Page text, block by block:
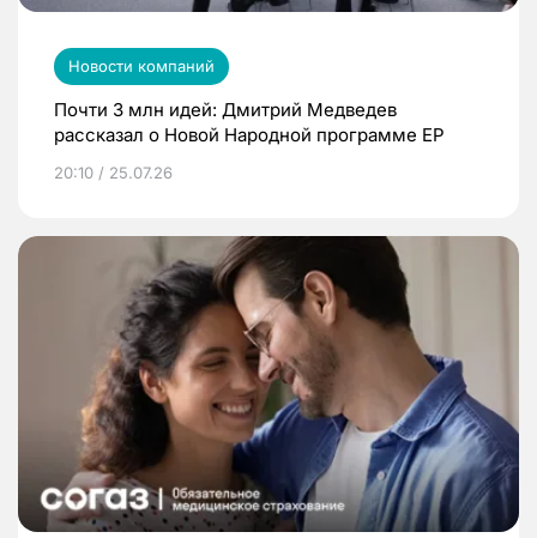
Новости компаний
Почти 3 млн идей: Дмитрий Медведев
рассказал о Новой Народной программе ЕР
20:10 / 25.07.26